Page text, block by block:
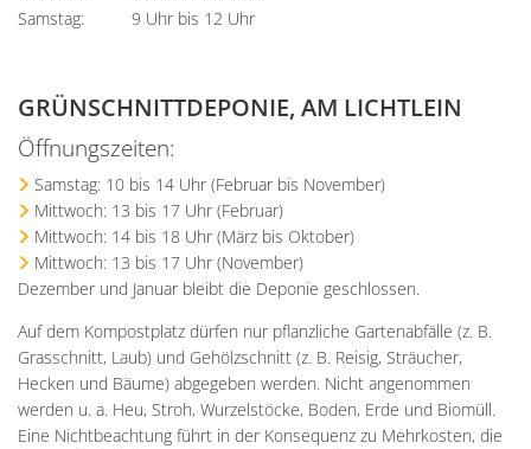
Samstag: 9 Uhr bis 12 Uhr
GRÜNSCHNITTDEPONIE, AM LICHTLEIN
Öffnungszeiten:
Samstag: 10 bis 14 Uhr (Februar bis November)
Mittwoch: 13 bis 17 Uhr (Februar)
Mittwoch: 14 bis 18 Uhr (März bis Oktober)
Mittwoch: 13 bis 17 Uhr (November)
Dezember und Januar bleibt die Deponie geschlossen.
Auf dem Kompostplatz dürfen nur pflanzliche Gartenabfälle (z. B.
Grasschnitt, Laub) und Gehölzschnitt (z. B. Reisig, Sträucher,
Hecken und Bäume) abgegeben werden. Nicht angenommen
werden u. a. Heu, Stroh, Wurzelstöcke, Boden, Erde und Biomüll.
Eine Nichtbeachtung führt in der Konsequenz zu Mehrkosten, die